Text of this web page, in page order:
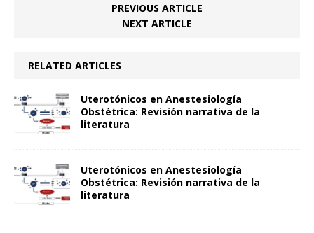
PREVIOUS ARTICLE
NEXT ARTICLE
RELATED ARTICLES
Uterotónicos en Anestesiología
Obstétrica: Revisión narrativa de la
literatura
Uterotónicos en Anestesiología
Obstétrica: Revisión narrativa de la
literatura